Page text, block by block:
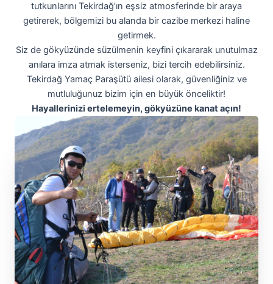
tutkunlarını Tekirdağ’ın eşsiz atmosferinde bir araya
getirerek, bölgemizi bu alanda bir cazibe merkezi haline
getirmek.
Siz de gökyüzünde süzülmenin keyfini çıkararak unutulmaz
anılara imza atmak isterseniz, bizi tercih edebilirsiniz.
Tekirdağ Yamaç Paraşütü ailesi olarak, güvenliğiniz ve
mutluluğunuz bizim için en büyük önceliktir!
Hayallerinizi ertelemeyin, gökyüzüne kanat açın!